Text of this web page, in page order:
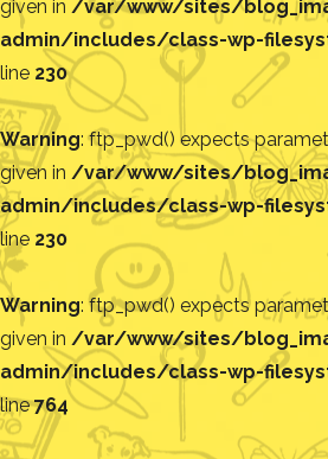
given in /var/www/sites/
admin/includes/class-wp-
line 230
Warning: ftp_pwd() expects
given in /var/www/sites/
admin/includes/class-wp-
line 230
Warning: ftp_pwd() expects
given in /var/www/sites/
admin/includes/class-wp-
line764